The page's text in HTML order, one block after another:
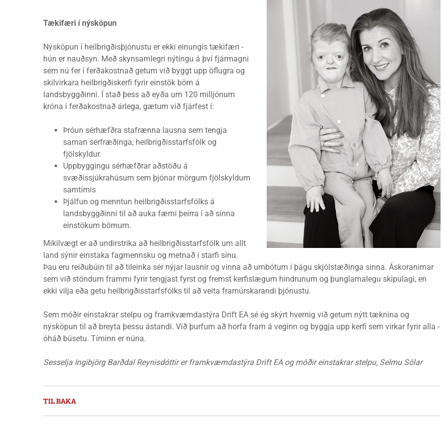
Tækifæri í nýsköpun
Nýsköpun í heilbrigðisþjónustu er ekki einungis tækifæri -
hún er nauðsyn. Með skynsamlegri nýtingu á því fjármagni
sem nú fer í ferðakostnað getum við byggt upp öflugra og
skilvirkara heilbrigðiskerfi fyrir einstök börn á
landsbyggðinni. Í stað þess að eyða um 120 milljónum
króna í ferðakostnað árlega, gætum við fjárfest í:
Þróun sérhæfðra stafrænna lausna sem tengja
saman sérfræðinga, heilbrigðisstarfsfólk og
fjölskyldur.
Uppbyggingu sérhæfðrar aðstöðu á
svæðissjúkrahúsum sem þjónar mörgum fjölskyldum
samtímis
Þjálfun og menntun heilbrigðisstarfsfólks á
landsbyggðinni til að auka færni þeirra í að sinna
einstökum börnum.
Mikilvægt er að undirstrika að heilbrigðisstarfsfólk um allt
land sýnir einstaka fagmennsku og metnað í starfi sínu.
Þau eru reiðubúin til að tileinka sér nýjar lausnir og vinna að umbótum í þágu skjólstæðinga sinna. Áskoranirnar
sem við stöndum frammi fyrir tengjast fyrst og fremst kerfislægum hindrunum og þunglamalegu skipulagi, en
ekki vilja eða getu heilbrigðisstarfsfólks til að veita framúrskarandi þjónustu.
Sem móðir einstakrar stelpu og framkvæmdastýra Drift EA sé ég skýrt hvernig við getum nýtt tæknina og
nýsköpun til að breyta þessu ástandi. Við þurfum að horfa fram á veginn og byggja upp kerfi sem virkar fyrir alla -
óháð búsetu. Tíminn er núna.
Sesselja Ingibjörg Barðdal Reynisdóttir er framkvæmdastýra Drift EA og móðir einstakrar stelpu, Selmu Sólar
TIL BAKA